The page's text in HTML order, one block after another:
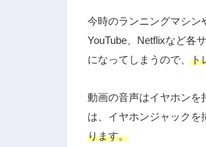
今時のランニングマシン
YouTube、Netflixなど各
になってしまうので、 ト
動画の音声はイヤホンを
は、イヤホンジャックを
ります。